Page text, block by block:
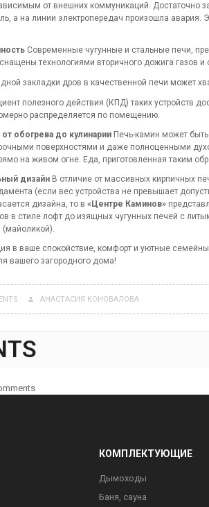
от внешних коммуникаций. Достаточно
а на линии электропередач произошла
Современные чугунные и стальные печи,
технологиями вторичного дожига газов
закладки дров в качественной печи может
полезного действия (КПД) таких устройств
распределяется по помещению.
обогрева до кулинарии Печь-камин может
поверхностями и даже полноценными
на живом огне. Еда, приготовленная таким
дизайн В отличие от массивных кирпичных
(если вес устройства не превышает
дизайна, то в «Центре Каминов»
в стиле лофт до изящных чугунных печей с
(майоликой).
в ваше спокойствие, комфорт и уютные
вашего загородного дома!
person АНАСТАСИЯ КОНОВАЛОВА
КОМПЛЕКТУЮЩИЕ
Дымоходы
Баня, сауна